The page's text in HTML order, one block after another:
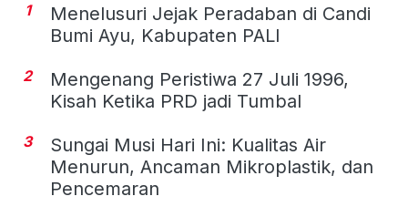
1
Menelusuri Jejak Peradaban di Candi
Bumi Ayu, Kabupaten PALI
2
Mengenang Peristiwa 27 Juli 1996,
Kisah Ketika PRD jadi Tumbal
3
Sungai Musi Hari Ini: Kualitas Air
Menurun, Ancaman Mikroplastik, dan
Pencemaran